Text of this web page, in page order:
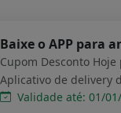
Baixe o APP para
Cupom Desconto Hoje
Validade até: 01/